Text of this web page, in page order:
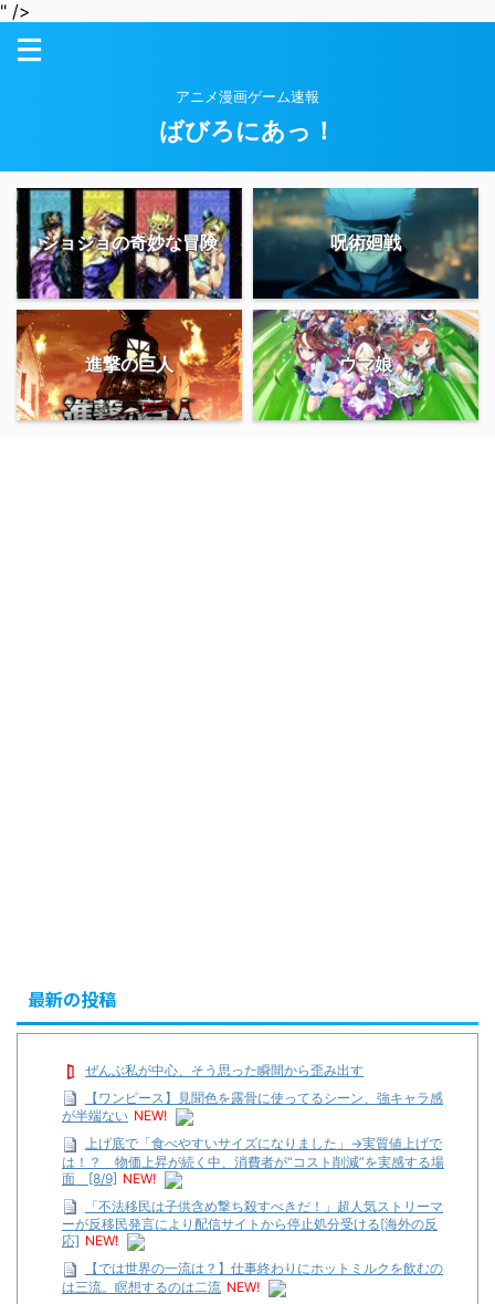
" />
アニメ漫画ゲーム速報
ばびろにあっ！
ジョジョの奇妙な冒険 呪術廻戦
進撃の巨人 ウマ娘
最新の投稿
ぜんぶ私が中心、そう思った瞬間から歪み出す
【ワンピース】見聞色を露骨に使ってるシーン、強キャラ感
が半端ない NEW!
上げ底で「食べやすいサイズになりました」→実質値上げで
は！？ 物価上昇が続く中、消費者が“コスト削減”を実感する場
面 [8/9] NEW!
「不法移民は子供含め撃ち殺すべきだ！」超人気ストリーマ
ーが反移民発言により配信サイトから停止処分受ける[海外の反
応] NEW!
【では世界の一流は？】仕事終わりにホットミルクを飲むの
は三流。瞑想するのは二流 NEW!